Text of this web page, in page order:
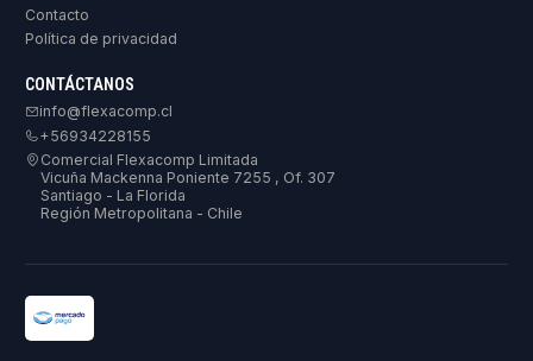
Contacto
Política de privacidad
CONTÁCTANOS
info@flexacomp.cl
+56934228155
Comercial Flexacomp Limitada
Vicuña Mackenna Poniente 7255 , Of. 307
Santiago - La Florida
Región Metropolitana - Chile